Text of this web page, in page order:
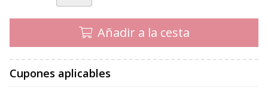
Añadir a la cesta
Cupones aplicables